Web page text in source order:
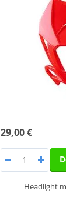
29,00 €
Headlight